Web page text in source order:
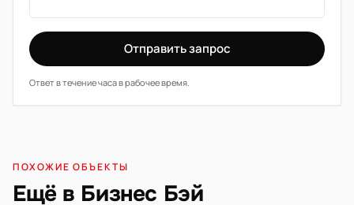
Отправить запрос
Ответ в течение часа в рабочее время.
ПОХОЖИЕ ОБЪЕКТЫ
Ещё в Бизнес Бэй